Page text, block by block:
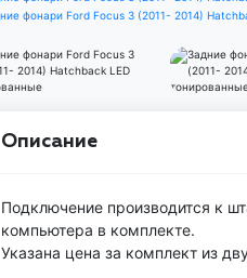
Описание
Подключение производится к
компьютера в комплекте.
Указана цена за комплект из